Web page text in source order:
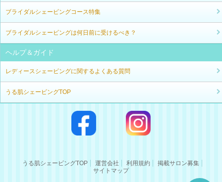
ブライダルシェービングコース特集
ブライダルシェービングは何日前に受けるべき？
ヘルプ＆ガイド
レディースシェービングに関するよくある質問
うる肌シェービングTOP
うる肌シェービングTOP 運営会社 利用規約
掲載サロン募集
サイトマップ